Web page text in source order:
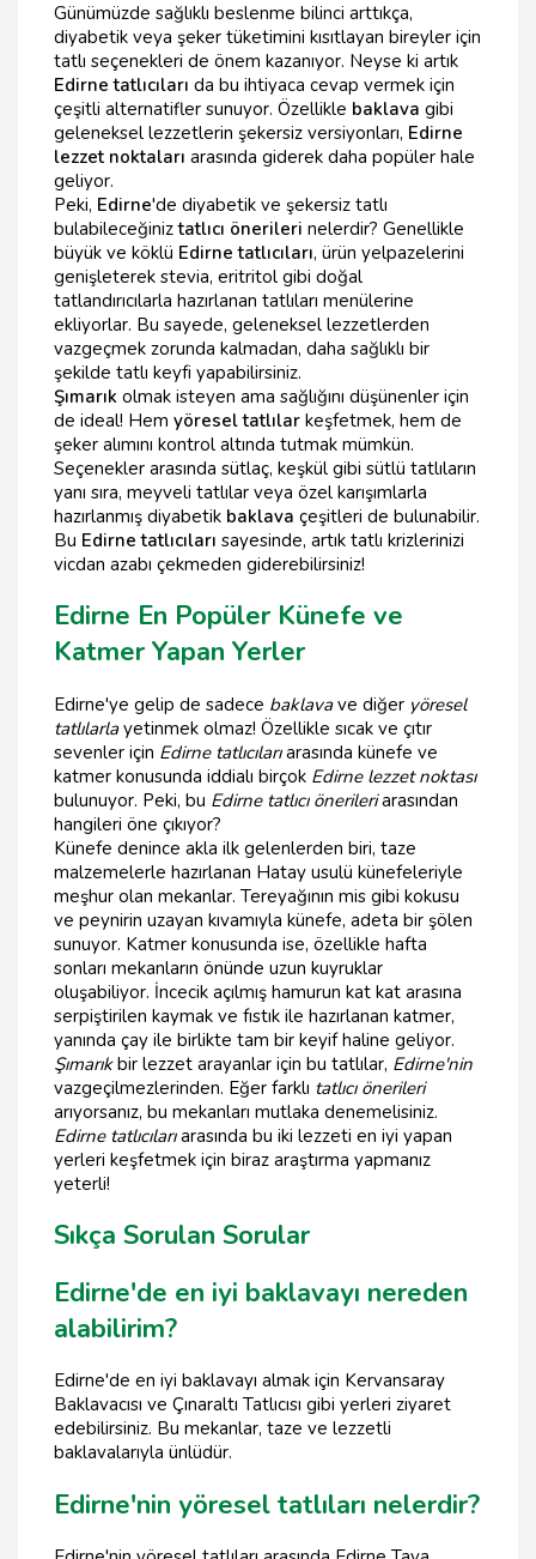
Günümüzde sağlıklı beslenme bilinci arttıkça,
diyabetik veya şeker tüketimini kısıtlayan bireyler için
tatlı seçenekleri de önem kazanıyor. Neyse ki artık
Edirne tatlıcıları da bu ihtiyaca cevap vermek için
çeşitli alternatifler sunuyor. Özellikle baklava gibi
geleneksel lezzetlerin şekersiz versiyonları, Edirne
lezzet noktaları arasında giderek daha popüler hale
geliyor.
Peki, Edirne'de diyabetik ve şekersiz tatlı
bulabileceğiniztatlıcı önerileri nelerdir? Genellikle
büyük ve köklü Edirne tatlıcıları, ürün yelpazelerini
genişleterek stevia, eritritol gibi doğal
tatlandırıcılarla hazırlanan tatlıları menülerine
ekliyorlar. Bu sayede, geleneksel lezzetlerden
vazgeçmek zorunda kalmadan, daha sağlıklı bir
şekilde tatlı keyfi yapabilirsiniz.
Şımarık olmak isteyen ama sağlığını düşünenler için
de ideal! Hem yöresel tatlılar keşfetmek, hem de
şeker alımını kontrol altında tutmak mümkün.
Seçenekler arasında sütlaç, keşkül gibi sütlü tatlıların
yanı sıra, meyveli tatlılar veya özel karışımlarla
hazırlanmış diyabetik baklava çeşitleri de bulunabilir.
Bu Edirne tatlıcıları sayesinde, artık tatlı krizlerinizi
vicdan azabı çekmeden giderebilirsiniz!
Edirne En Popüler Künefe ve
Katmer Yapan Yerler
Edirne'ye gelip de sadece baklavave diğer yöresel
tatlılarlayetinmek olmaz! Özellikle sıcak ve çıtır
sevenler için Edirne tatlıcılarıarasında künefe ve
katmer konusunda iddialı birçok Edirne lezzet noktası
bulunuyor. Peki, bu Edirne tatlıcı önerileriarasından
hangileri öne çıkıyor?
Künefe denince akla ilk gelenlerden biri, taze
malzemelerle hazırlanan Hatay usulü künefeleriyle
meşhur olan mekanlar. Tereyağının mis gibi kokusu
ve peynirin uzayan kıvamıyla künefe, adeta bir şölen
sunuyor. Katmer konusunda ise, özellikle hafta
sonları mekanların önünde uzun kuyruklar
oluşabiliyor. İncecik açılmış hamurun kat kat arasına
serpiştirilen kaymak ve fıstık ile hazırlanan katmer,
yanında çay ile birlikte tam bir keyif haline geliyor.
Şımarıkbir lezzet arayanlar için bu tatlılar, Edirne'nin
vazgeçilmezlerinden. Eğer farklı tatlıcı önerileri
arıyorsanız, bu mekanları mutlaka denemelisiniz.
Edirne tatlıcılarıarasında bu iki lezzeti en iyi yapan
yerleri keşfetmek için biraz araştırma yapmanız
yeterli!
Sıkça Sorulan Sorular
Edirne'de en iyi baklavayı nereden
alabilirim?
Edirne'de en iyi baklavayı almak için Kervansaray
Baklavacısı ve Çınaraltı Tatlıcısı gibi yerleri ziyaret
edebilirsiniz. Bu mekanlar, taze ve lezzetli
baklavalarıyla ünlüdür.
Edirne'nin yöresel tatlıları nelerdir?